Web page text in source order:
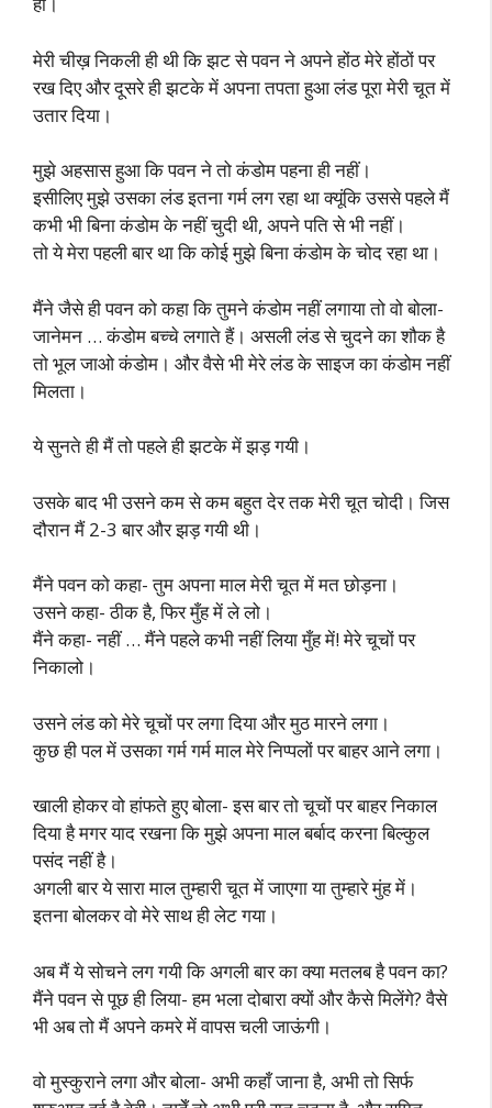
मेरी चीख़ निकली ही थी कि झट से पवन ने अपने होंठ मेरे होंठों पर
रख दिए और दूसरे ही झटके में अपना तपता हुआ लंड पूरा मेरी चूत में
उतार दिया।
मुझे अहसास हुआ कि पवन ने तो कंडोम पहना ही नहीं।
इसीलिए मुझे उसका लंड इतना गर्म लग रहा था क्यूंकि उससे पहले मैं
कभी भी बिना कंडोम के नहीं चुदी थी, अपने पति से भी नहीं।
तो ये मेरा पहली बार था कि कोई मुझे बिना कंडोम के चोद रहा था।
मैंने जैसे ही पवन को कहा कि तुमने कंडोम नहीं लगाया तो वो बोला-
जानेमन … कंडोम बच्चे लगाते हैं। असली लंड से चुदने का शौक है
तो भूल जाओ कंडोम। और वैसे भी मेरे लंड के साइज का कंडोम नहीं
मिलता।
ये सुनते ही मैं तो पहले ही झटके में झड़ गयी।
उसके बाद भी उसने कम से कम बहुत देर तक मेरी चूत चोदी। जिस
दौरान मैं 2-3 बार और झड़ गयी थी।
मैंने पवन को कहा- तुम अपना माल मेरी चूत में मत छोड़ना।
उसने कहा- ठीक है, फिर मुँह में ले लो।
मैंने कहा- नहीं … मैंने पहले कभी नहीं लिया मुँह में! मेरे चूचों पर
निकालो।
उसने लंड को मेरे चूचों पर लगा दिया और मुठ मारने लगा।
कुछ ही पल में उसका गर्म गर्म माल मेरे निप्पलों पर बाहर आने लगा।
खाली होकर वो हांफते हुए बोला- इस बार तो चूचों पर बाहर निकाल
दिया है मगर याद रखना कि मुझे अपना माल बर्बाद करना बिल्कुल
पसंद नहीं है।
अगली बार ये सारा माल तुम्हारी चूत में जाएगा या तुम्हारे मुंह में।
इतना बोलकर वो मेरे साथ ही लेट गया।
अब मैं ये सोचने लग गयी कि अगली बार का क्या मतलब है पवन का?
मैंने पवन से पूछ ही लिया- हम भला दोबारा क्यों और कैसे मिलेंगे? वैसे
भी अब तो मैं अपने कमरे में वापस चली जाऊंगी।
वो मुस्कुराने लगा और बोला- अभी कहाँ जाना है, अभी तो सिर्फ